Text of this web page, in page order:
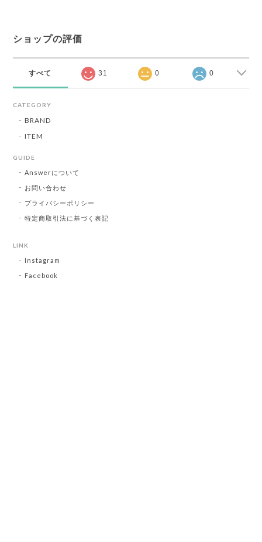
ショップの評価
すべて 31 0 0
CATEGORY
BRAND
ITEM
GUIDE
Answerについて
お問い合わせ
プライバシーポリシー
特定商取引法に基づく表記
LINK
Instagram
Facebook